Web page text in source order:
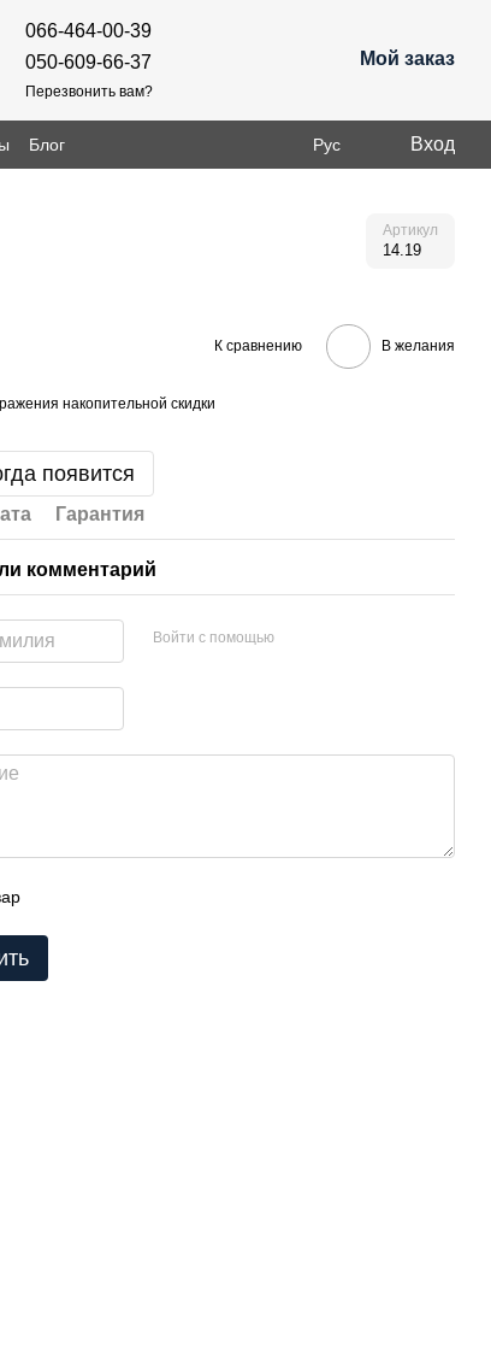
066-464-00-39
050-609-66-37
Перезвонить вам?
Мой заказ
Блог Рус Вход
Артикул
14.19
К сравнению В желания
накопительной скидки
появится
Гарантия
комментарий
Войти с помощью